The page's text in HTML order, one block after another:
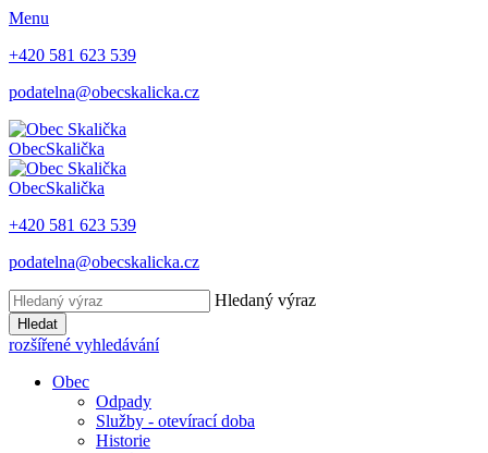
Menu
+420 581 623 539
podatelna@obecskalicka.cz
ObecSkalička
ObecSkalička
+420 581 623 539
podatelna@obecskalicka.cz
Hledaný výraz
Hledat
rozšířené vyhledávání
Obec
Odpady
Služby - otevírací doba
Historie